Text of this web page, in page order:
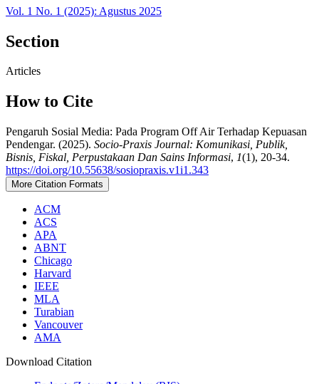
Vol. 1 No. 1 (2025): Agustus 2025
Section
Articles
How to Cite
Pengaruh Sosial Media: Pada Program Off Air Terhadap Kepuasan
Pendengar. (2025). Socio-Praxis Journal: Komunikasi, Publik,
Bisnis, Fiskal, Perpustakaan Dan Sains Informasi, 1(1), 20-34.
https://doi.org/10.55638/sosiopraxis.v1i1.343
More Citation Formats
ACM
ACS
APA
ABNT
Chicago
Harvard
IEEE
MLA
Turabian
Vancouver
AMA
Download Citation